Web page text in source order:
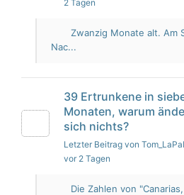
2 Tagen
Zwanzig Monate alt. Am
Nac...
39 Ertrunkene in
Monaten, warum
sich nichts?
Letzter Beitrag von
vor 2 Tagen
Die Zahlen von